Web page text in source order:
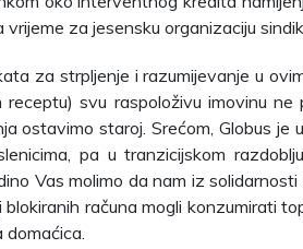
za jesensku organizaciju
za strpljenje i razumijevanje u
svu raspoloživu imovinu ne
ostavimo staroj. Srećom, Globus je
pa u tranzicijskom
Vas molimo da nam iz
blokiranih računa mogli konzumirati
domaćica.